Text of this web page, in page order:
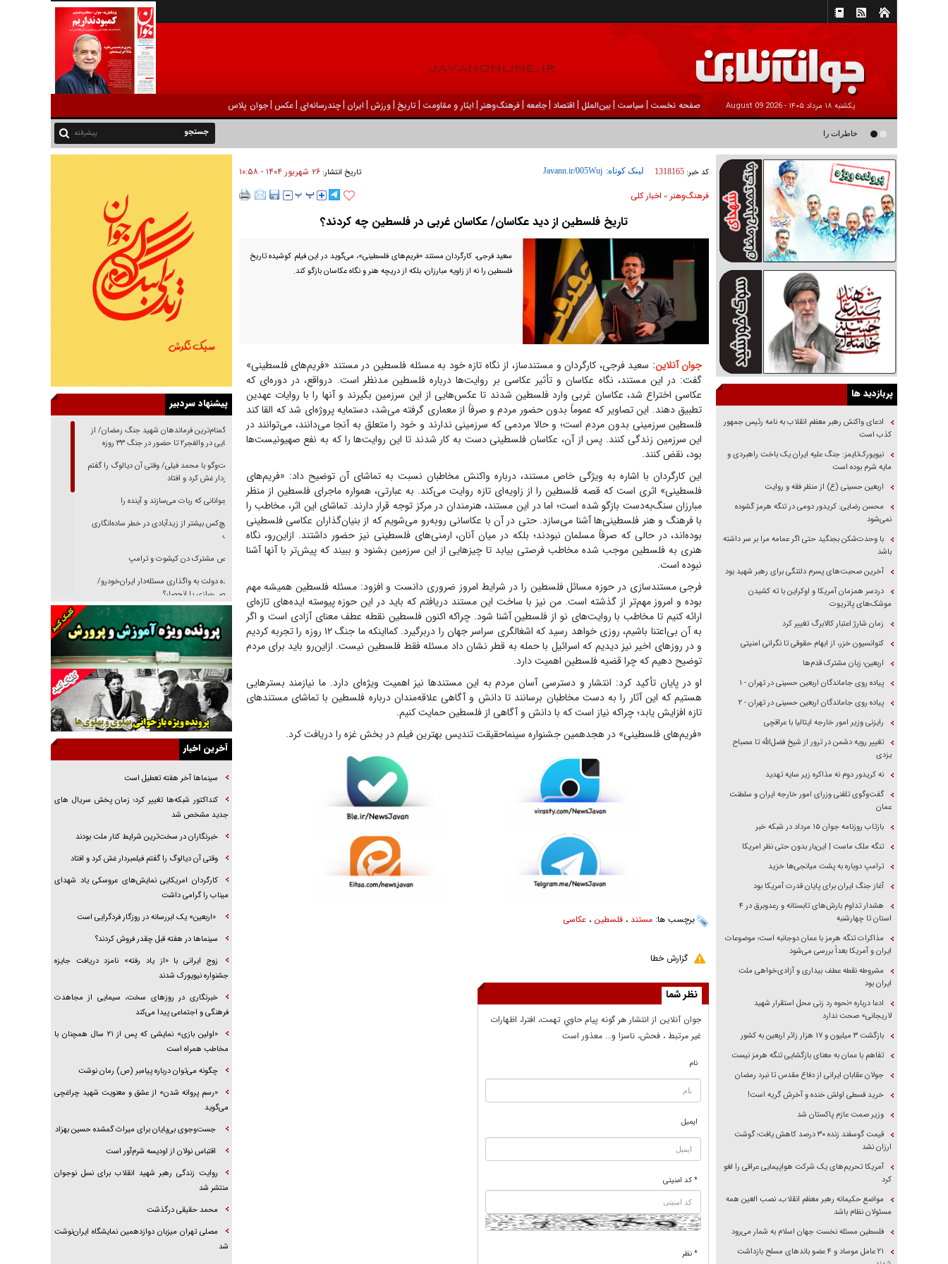
يکشنبه ۱۸ مرداد ۱۴۰۵ - 2026 August 09 صفحه نخست | سیاست |بين‌الملل | اقتصاد |جامعه |فرهنگ‌و‌هنر | ایثار و مقاومت |تاریخ |ورزش | ايران |چندرسانه‌ای |عکس |جوان پلاس
خاطرات رامین ناصرنصیر از «پشت‌ کنکوری‌ها» و رضا داوودنژاد: رضا کودک درون فعالی داشت و خیلی راحت به شوق می‌آمد پیشرفته
کد خبر: 1318165 لینک کوتاه: تاریخ انتشار:۲۶ شهريور ۱۴۰۴ - ۱۰:۵۸
فرهنگ‌و‌هنر » اخبار كلی
تاریخ فلسطین از دید عکاسان/ عکاسان غربی در فلسطین چه کردند؟
سعید فرجی، کارگردان مستند «فریم‌های فلسطینی»، می‌گوید در این فیلم کوشیده تاریخ
فلسطین را نه از زاویه مبارزان، بلکه از دریچه هنر و نگاه عکاسان بازگو کند.
جوان آنلاین: سعید فرجی، کارگردان و مستندساز، از نگاه تازه خود به مسئله فلسطین در مستند «فریم‌های فلسطینی»
گفت: در این مستند، نگاه عکاسان و تأثیر عکاسی بر روایت‌ها درباره فلسطین مدنظر است. درواقع، در دوره‌ای که
عکاسی اختراع شد، عکاسان غربی وارد فلسطین شدند تا عکس‌هایی از این سرزمین بگیرند و آنها را با روایات عهدین
تطبیق دهند. این تصاویر که عموماً بدون حضور مردم و صرفاً از معماری گرفته می‌شد، دستمایه پروژه‌ای شد که القا کند
فلسطین سرزمینی بدون مردم است؛ و حالا مردمی که سرزمینی ندارند و خود را متعلق به آنجا می‌دانند، می‌توانند در
این سرزمین زندگی کنند. پس از آن، عکاسان فلسطینی دست به کار شدند تا این روایت‌ها را که به نفع صهیونیست‌ها
بود، نقض کنند.
این کارگردان با اشاره به ویژگی خاص مستند، درباره واکنش مخاطبان نسبت به تماشای آن توضیح داد: «فریم‌های
فلسطینی» اثری است که قصه فلسطین را از زاویه‌ای تازه روایت می‌کند. به عبارتی، همواره ماجرای فلسطین از منظر
مبارزان سنگ‌به‌دست بازگو شده است؛ اما در این مستند، هنرمندان در مرکز توجه قرار دارند. تماشای این اثر، مخاطب را
با فرهنگ و هنر فلسطینی‌ها آشنا می‌سازد. حتی در آن با عکاسانی روبه‌رو می‌شویم که از بنیان‌گذاران عکاسی فلسطینی
بوده‌اند، در حالی که صرفاً مسلمان نبودند؛ بلکه در میان آنان، ارمنی‌های فلسطینی نیز حضور داشتند. ازاین‌رو، نگاه
هنری به فلسطین موجب شده مخاطب فرصتی بیابد تا چیز‌هایی از این سرزمین بشنود و ببیند که پیش‌تر با آنها آشنا
نبوده است.
فرجی مستندسازی در حوزه مسائل فلسطین را در شرایط امروز ضروری دانست و افزود: مسئله فلسطین همیشه مهم
بوده و امروز مهم‌تر از گذشته است. من نیز با ساخت این مستند دریافتم که باید در این حوزه پیوسته ایده‌های تازه‌ای
ارائه کنیم تا مخاطب با روایت‌های نو از فلسطین آشنا شود. چراکه اکنون فلسطین نقطه عطف معنای آزادی است و اگر
به آن بی‌اعتنا باشیم، روزی خواهد رسید که اشغالگری سراسر جهان را دربرگیرد. کمااینکه ما جنگ ۱۲ روزه را تجربه کردیم
و در روز‌های اخیر نیز دیدیم که اسرائیل با حمله به قطر نشان داد مسئله فقط فلسطین نیست. ازاین‌رو باید برای مردم
توضیح دهیم که چرا قضیه فلسطین اهمیت دارد.
او در پایان تأکید کرد: انتشار و دسترسی آسان مردم به این مستند‌ها نیز اهمیت ویژه‌ای دارد. ما نیازمند بستر‌هایی
هستیم که این آثار را به دست مخاطبان برسانند تا دانش و آگاهی علاقه‌مندان درباره فلسطین با تماشای مستند‌های
تازه افزایش یابد؛ چراکه نیاز است که با دانش و آگاهی از فلسطین حمایت کنیم.
«فریم‌های فلسطینی» در هجدهمین جشنواره سینماحقیقت تندیس بهترین فیلم در بخش غزه را دریافت کرد.
برچسب ها: مستند ، فلسطین ، عکاسی
گزارش خطا
نظر شما
جوان آنلاين از انتشار هر گونه پيام حاوي تهمت، افترا، اظهارات
غير مرتبط ، فحش، ناسزا و... معذور است
نام
ایمیل
* کد امنیتی
* نظر
پربازدید ها
ادعای واکنش رهبر معظم انقلاب به نامه رئیس جمهور
کذب است
نیویورک‌تایمز: جنگ علیه ایران یک باخت راهبردی و
مایه شرم بوده است
اربعین حسینی (ع) از منظر فقه و روایت
محسن رضایی: کریدور دومی در تنگه هرمز گشوده
نمی‌شود
با وحدت‌شکن بجنگید حتی اگر عمامه مرا بر سر داشته
باشد
آخرین صحبت‌های پسرم دلتنگی برای رهبر شهید بود
دردسر همزمان آمریکا و اوکراین با ته کشیدن
موشک‌های پاتریوت
زمان شارژ اعتبار کالابرگ تغییر کرد
کنوانسیون خزر، از ابهام حقوقی تا نگرانی امنیتی
اربعین؛ زبان مشترک قدم‌ها
پیاده روی جاماندگان اربعین حسینی در تهران - ۱
پیاده روی جاماندگان اربعین حسینی در تهران - ۲
رایزنی وزیر امور خارجه ایتالیا با عراقچی
تغییر رویه دشمن در ترور از شیخ فضل‌الله تا مصباح
یزدی
نه کریدور دوم نه مذاکره زیر سایه تهدید
گفت‌وگوی تلفنی وزرای امور خارجه ایران و سلطنت
عمان
بازتاب روزنامه جوان ۱۵ مرداد در شبکه خبر
تنگه ملک ماست | این‌بار بدون حتی نظر امریکا
ترامپ دوباره به پشت میانجی‌ها خزید
آغاز جنگ ایران برای پایان قدرت آمریکا بود
هشدار تداوم بارش‌های تابستانه و رعدوبرق در ۴
استان تا چهارشنبه
مذاکرات تنگه هرمز با عمان دوجانبه است؛ موضوعات
ایران و آمریکا بعداً بررسی می‌شود
مشروطه نقطه عطف بیداری و آزادی‌خواهی ملت
ایران بود
ادعا درباره «نحوه رد زنی محل استقرار شهید
لاریجانی» صحت ندارد
بازگشت ۳ میلیون و ۱۷ هزار زائر اربعین به کشور
تفاهم با عمان به معنای بازگشایی تنگه هرمز نیست
جولان عقابان ایرانی از دفاع مقدس تا نبرد رمضان
خرید قسطی اولش خنده و آخرش گریه است!
وزیر صمت عازم پاکستان شد
قیمت گوسفند زنده ۳۰ درصد کاهش یافت؛ گوشت
ارزان نشد
آمریکا تحریم‌های یک شرکت هواپیمایی عراقی را لغو
کرد
مواضع حکیمانه رهبر معظم انقلاب، نصب العین همه
مسئولان نظام باشد
فلسطین مسئله نخست جهان اسلام به شمار می‌رود
۲۱ عامل موساد و ۴ عضو باند‌های مسلح بازداشت
پیشنهاد سردبیر
از گمنام‌ترین فرماندهان شهید جنگ رمضان/ از
شناسایی در والفجر۲ تا حضور در جنگ ۳۳ روزه
گفت‌وگو با محمد فیلی/ وقتی آن دیالوگ را گفتم
فیلمبردار غش کرد و افتاد
نوجوانانی که ربات می‌سازند و آینده را
هیچ‌کس بیشتر از زیدآبادی در خطر ساده‌انگاری
نیست
رقص مشترک دن کیشوت و ترامپ
دنده دولت به واگذاری مسئله‌دار ایران‌خودرو/
خصوصی‌سازی یا انحصار؟
غریزه‌ی بقا و آقای باقی و رفقا
جراحی‌های زیبایی با مدرک فوق‌دیپلم! + گفت‌وگو
با متهم
گفت‌وگو با همسر یکی از شهدای جنگ رمضان/
پیکر بی‌سر شهید را از انگشت‌های پا شناسایی کردیم
نسلی که آنلاین الگو می‌گیرد
گفت‌وگو با آیت‌الله جاودان/ جفای مخالفان مکانت
معنوی رهبر شهید را ارتقا می‌داد
قصه ناتمام سرویس مدارس
آیا مقاومت فلسطین خلع‌سلاح می‌شود؟
آخرین اخبار
سینماها آخر هفته تعطیل است
کنداکتور شبکه‌ها تغییر کرد؛ زمان پخش سریال های
جدید مشخص شد
خبرنگاران در سخت‌ترین شرایط کنار ملت بودند
وقتی آن دیالوگ را گفتم فیلمبردار غش کرد و افتاد
کارگردان امریکایی نمایش‌های عروسکی یاد شهدای
میناب را گرامی داشت
«اربعین» یک ابررسانه در روزگار فردگرایی است
سینما‌ها در هفته قبل چقدر فروش کردند؟
زوج ایرانی با «از یاد رفته» نامزد دریافت جایزه
جشنواره نیویورک شدند
خبرنگاری در روزهای سخت، سیمایی از مجاهدت
فرهنگی و اجتماعی پیدا می‌کند
«اولین بازی» نمایشی که پس از ۲۱ سال همچنان با
مخاطب همراه است
چگونه می‌توان درباره پیامبر (ص) رمان نوشت
«رسم پروانه شدن» از عشق و معنویت شهید چراغچی
می‌گوید
جست‌وجوی بی‌پایان برای میراث گمشده حسین بهزاد
اقتباس نولان از اودیسه شرم‌آور است
روایت زندگی رهبر شهید انقلاب برای نسل نوجوان
منتشر شد
محمد حقیقی درگذشت
مصلی تهران میزبان دوازدهمین نمایشگاه ایران‌نوشت
شد